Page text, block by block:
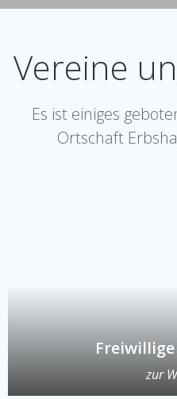
Vereine
Es ist einiges
Ortschaft
zur